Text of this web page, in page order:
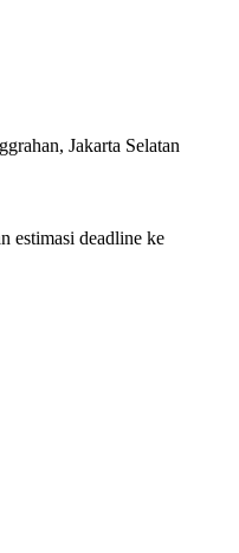
Jakarta Selatan
estimasi deadline ke